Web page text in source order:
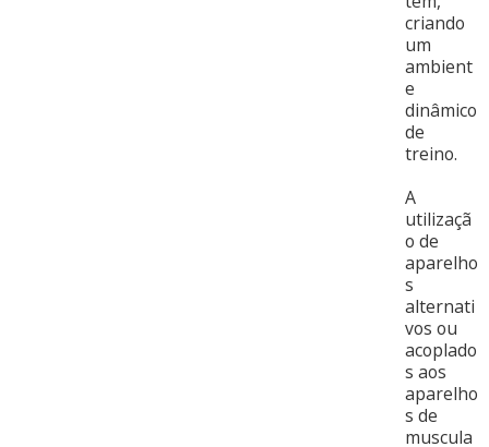
criando
um
ambient
e
dinâmico
de
treino.
A
utilizaçã
o de
aparelho
s
alternati
vos ou
acoplado
s aos
aparelho
s de
muscula